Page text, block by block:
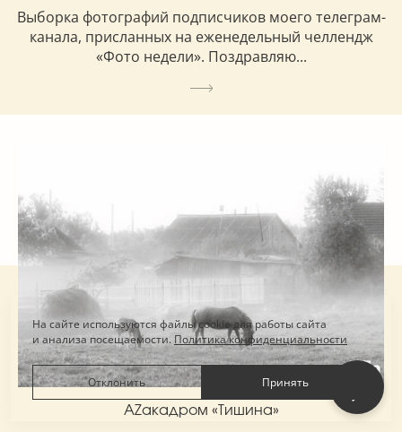
Выборка фотографий подписчиков моего телеграм-
канала, присланных на еженедельный челлендж
«Фото недели». Поздравляю...
AZакадром «Тишина»
На сайте используются файлы cookie для работы сайта
и анализа посещаемости. Политика конфиденциальности
Отклонить Принять